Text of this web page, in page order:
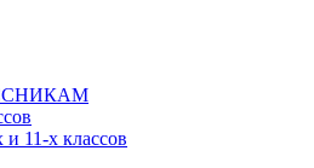
11-х классов